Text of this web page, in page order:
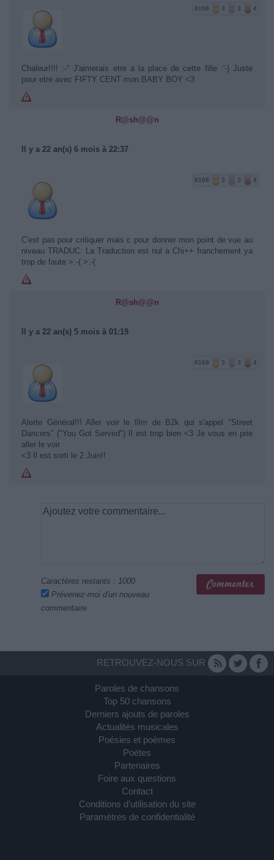
8168 3 3 4
Chaleur!!!! :-° J'aimerais etre a la place de cette fille :'-) Juste
pour etre avec FIFTY CENT mon BABY BOY <3
R@sh@@n
Il y a 22 an(s) 6 mois à 22:37
8168 3 3 4
C'est pas pour critiquer mais c pour donner mon point de vue au
niveau TRADUC: La Traduction est nul a Chi++ franchement ya
trop de faute >:-( >:-(
R@sh@@n
Il y a 22 an(s) 5 mois à 01:19
8168 3 3 4
Alerte Général!!! Aller voir le film de B2k qui s'appel "Street
Dancers" ("You Got Served") Il est trop bien <3 Je vous en prie
aller le voir
<3 Il est sorti le 2 Juin!!
Caractères restants : 1000
Prévenez-moi d'un nouveau
commentaire
RETROUVEZ-NOUS SUR
Paroles de chansons
Top 50 chansons
Derniers ajouts de paroles
Actualités musicales
Poésies et poèmes
Poètes
Partenaires
Foire aux questions
Contact
Conditions d'utilisation du site
Paramètres de confidentialité